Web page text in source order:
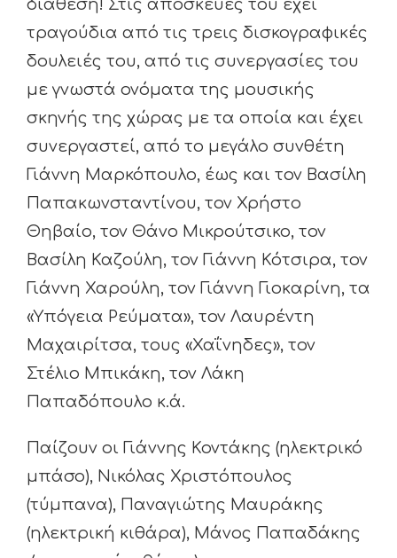
διάθεση! Στις αποσκευές του έχει
τραγούδια από τις τρεις δισκογραφικές
δουλειές του, από τις συνεργασίες του
με γνωστά ονόματα της μουσικής
σκηνής της χώρας με τα οποία και έχει
συνεργαστεί, από το μεγάλο συνθέτη
Γιάννη Μαρκόπουλο, έως και τον Βασίλη
Παπακωνσταντίνου, τον Χρήστο
Θηβαίο, τον Θάνο Μικρούτσικο, τον
Βασίλη Καζούλη, τον Γιάννη Κότσιρα, τον
Γιάννη Χαρούλη, τον Γιάννη Γιοκαρίνη, τα
«Υπόγεια Ρεύματα», τον Λαυρέντη
Μαχαιρίτσα, τους «Χαΐνηδες», τον
Στέλιο Μπικάκη, τον Λάκη
Παπαδόπουλο κ.ά.
Παίζουν οι Γιάννης Κοντάκης (ηλεκτρικό
μπάσο), Νικόλας Χριστόπουλος
(τύμπανα), Παναγιώτης Μαυράκης
(ηλεκτρική κιθάρα), Μάνος Παπαδάκης